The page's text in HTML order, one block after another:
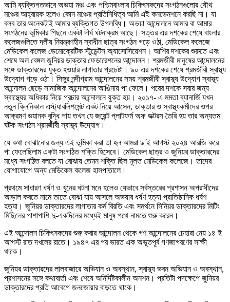
আমি ব্যক্তিগতভাবে অভয়া মঞ্চ এবং পশ্চিমবাংলার চিকিৎসকদের সংগঠনগুলোর যৌথ
মঞ্চের আহ্বায়ক হলেও কোন মঞ্চের প্রতিনিধিত্ব আমি এই কনভেনশনে করছি না। যা
বলব তার অনেকটাই আমার ব্যক্তিগত উপলব্ধি। অভয়া আন্দোলনে আমার বা আমার
সংগঠনের ভূমিকার পিছনে একটা দীর্ঘ ঘটনাক্রম আছে। সত্তর এর দশকের শেষে বাংলার
কলেজগুলিতে দলীয় নিয়ন্ত্রণহীন স্বাধীন ছাত্র সংগঠন গড়ে ওঠা, মেডিকেল কলেজে
মেডিকেল কলেজ ডেমোক্রেটিক স্টুডেন্টস অ্যাসোসিয়েশন। আশির দশকের শুরুতে এবং
শেষে অল বেঙ্গল জুনিয়র ডাক্তার ফেডারেশনের আন্দোলন। শ্রমজীবী মানুষের আন্দোলনের
সঙ্গে ডাক্তারদের যুক্ত হওয়ার লাগাতার প্রচেষ্টা। ৯০ এর দশকের শেষে শ্রমজীবী স্বাস্থ্য
উদ্যোগ গড়ে ওঠা। সিঙ্গুর নন্দীগ্রাম আন্দোলনের সময় শ্রমজীবী স্বাস্থ্য উদ্যোগ স্বাস্থ্য
আন্দোলন ছেড়ে সামাজিক আন্দোলনের আঙিনায় পা ফেলে। পরের দশকে সবার জন্য
স্বাস্থ্যের অধিকার নিয়ে প্রচার আন্দোলনে যুক্ত হয়। ২০১৭- এ মমতা ব্যানার্জি যখন
নতুন ক্লিনিকাল এস্ট্যাবলিশমেন্ট একট নিয়ে আসেন, ডাক্তার ও স্বাস্থ্যকর্মীদের ওপর
আক্রমণ ভয়ানক বৃদ্ধি পায় তখন যে জয়েন্ট প্লাটফর্ম অফ ডক্টরস তৈরি হয় তার অন্যতম
ঘটক সংগঠন শ্রমজীবী স্বাস্থ্য উদ্যোগ।
যে কথা বোঝানোর জন্য এই ভূমিকা করা তা হল আমরা ৯ ই আগস্ট ২০২৪ আরজি করে
পা ফেলেছিলাম একটা সংগঠিত শক্তি হিসেবে। মেডিকেল ছাত্র ও জুনিয়র ডাক্তারদের
মধ্যে সংগঠিত বলতে যা বোঝায় তেমন শক্তি ছিল মূলত মেডিকেল কলেজে। তাদের
যোগাযোগে অন্য মেডিকেল কলেজ হাসপাতালে।
প্রথমে সাধারণ ধর্ষণ ও খুনের ঘটনা মনে হলেও যেভাবে সর্বস্তরের প্রশাসন অপরাধীদের
আড়াল করতে নামে তাতে বোঝা যায় আসলে অভয়ার ধর্ষণ হত্যা প্রাতিষ্ঠানিক ধর্ষণ
হত্যা। জুনিয়র ডাক্তারদের লাগাতার কর্ম বিরতি এবং সমর্থনে সিনিয়র ডাক্তারদের মিটিং
মিছিলের পাশাপাশি দু-একদিনের মধ্যেই মানুষ পথে নামতে শুরু করেন।
এই আন্দোলন চিকিৎসকদের শুরু করার আন্দোলন থেকে গণ আন্দোলনের চেহারা নেয় ১৪ ই
আগস্ট রাত দখলের রাতে। ১৯৪৭ এর পর ভারত এক অভূতপূর্ব গণজাগরণের সাক্ষী
থাকে।
জুনিয়র ডাক্তারদের লালবাজারে অভিযান ও অবস্থান, স্বাস্থ্য ভবন অভিযান ও অবস্থান,
প্রশাসনের সঙ্গে কথাবার্তা এবং শেষে অনির্দিষ্টকালীন অনশন। প্রতিটা পদক্ষেপে জুনিয়র
ডাক্তারদের প্রতি আবেগে জনজোয়ার বাড়তে থাকে।